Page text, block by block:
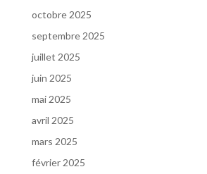
octobre 2025
septembre 2025
juillet 2025
juin 2025
mai 2025
avril 2025
mars 2025
février 2025